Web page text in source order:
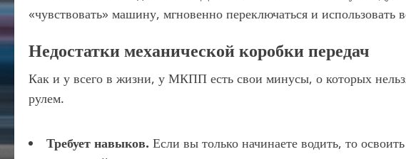
«чувствовать» машину, мгновенно переключаться и использовать
Недостатки механической коробки передач
Как и у всего в жизни, у МКПП есть свои минусы, о которых
рулем.
Требует навыков. Если вы только начинаете водить, то